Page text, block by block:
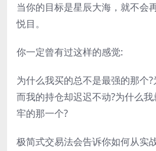
当你的目标是星辰大海，就不会
悦目。
你一定曾有过这样的感觉:
为什么我买的总不是最强的那个
而我的持仓却迟迟不动?为什么
牢的那一个?
极简式交易法会告诉你如何从实